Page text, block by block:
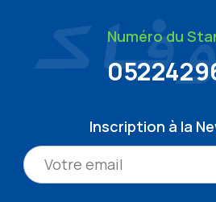
Numéro du
Inscription à la